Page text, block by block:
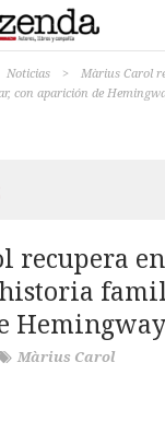
Noticias >
Màrius Carol
con aparición de
recupera
Hemingway
Màrius Carol